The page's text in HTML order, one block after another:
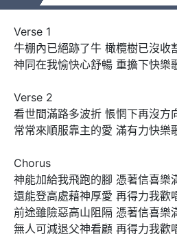
Verse 1
牛棚內已絕跡了牛 橄欖樹已沒收
神同在我愉快心舒暢 重擔下快樂
Verse 2
看世間滿路多波折 悵惘下再沒方
常常來順服靠主的愛 滿有力快樂
Chorus
神能加給我飛跑的腳 憑著信喜樂
還能登高處藉神厚愛 再得力我歡
前途雖險惡高山阻隔 憑著信喜樂
無人可減退父神看顧 再得力我歡